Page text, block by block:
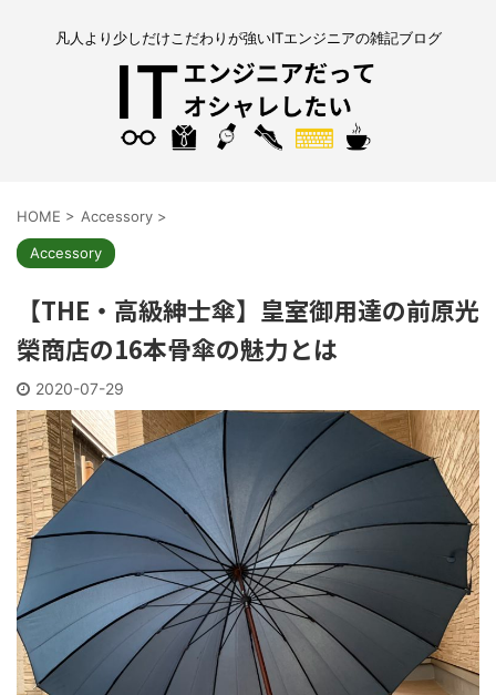
凡人より少しだけこだわりが強いITエンジニアの雑記ブログ
HOME > Accessory >
Accessory
【THE・高級紳士傘】皇室御用達の前原光
榮商店の16本骨傘の魅力とは
2020-07-29